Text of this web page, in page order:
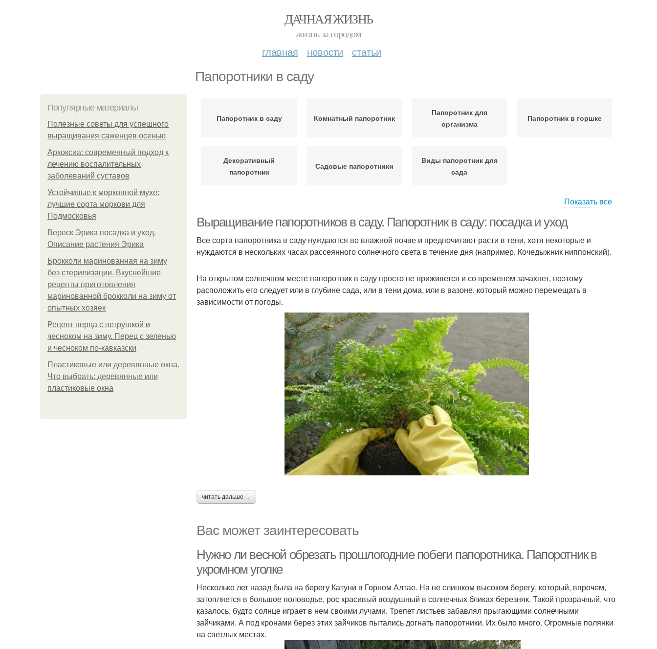
ДАЧНАЯ ЖИЗНЬ
жизнь за городом
главная новости статьи
Папоротники в саду
Популярные материалы
Полезные советы для успешного
выращивания саженцев осенью
Аркоксиа: современный подход к
лечению воспалительных
заболеваний суставов
Устойчивые к морковной мухе:
лучшие сорта моркови для
Подмосковья
Вереск Эрика посадка и уход.
Описание растения Эрика
Брокколи маринованная на зиму
без стерилизации. Вкуснейшие
рецепты приготовления
маринованной брокколи на зиму от
опытных хозяек
Рецепт перца с петрушкой и
чесноком на зиму. Перец с зеленью
и чесноком по-кавказски
Пластиковые или деревянные окна.
Что выбрать: деревянные или
пластиковые окна
Папоротник в саду Комнатный папоротник
Папоротник для
организма
Папоротник в горшке
Декоративный
папоротник
Садовые папоротники
Виды папоротник для
сада
Показать все
Выращивание папоротников в саду. Папоротник в саду: посадка и уход
Все сорта папоротника в саду нуждаются во влажной почве и предпочитают расти в тени, хотя некоторые и
нуждаются в нескольких часах рассеянного солнечного света в течение дня (например, Кочедыжник ниппонский).
На открытом солнечном месте папоротник в саду просто не приживется и со временем зачахнет, поэтому
расположить его следует или в глубине сада, или в тени дома, или в вазоне, который можно перемещать в
зависимости от погоды.
читать дальше →
Вас может заинтересовать
Нужно ли весной обрезать прошлогодние побеги папоротника. Папоротник в
укромном уголке
Несколько лет назад была на берегу Катуни в Горном Алтае. На не слишком высоком берегу, который, впрочем,
затопляется в большое половодье, рос красивый воздушный в солнечных бликах березняк. Такой прозрачный, что
казалось, будто солнце играет в нем своими лучами. Трепет листьев забавлял прыгающими солнечными
зайчиками. А под кронами берез этих зайчиков пытались догнать папоротники. Их было много. Огромные полянки
на светлых местах.